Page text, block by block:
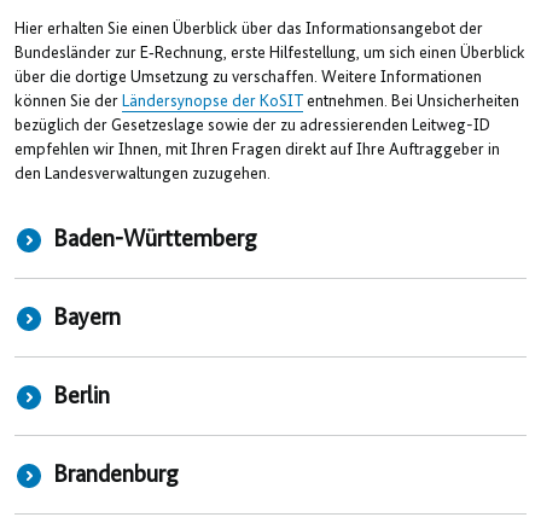
Hier erhalten Sie einen Überblick über das Informationsangebot der
Bundesländer zur E‑Rechnung, erste Hilfestellung, um sich einen Überblick
über die dortige Umsetzung zu verschaffen. Weitere Informationen
können Sie der Ländersynopse der KoSIT
entnehmen. Bei Unsicherheiten
bezüglich der Gesetzeslage sowie der zu adressierenden Leitweg-ID
empfehlen wir Ihnen, mit Ihren Fragen direkt auf Ihre Auftraggeber in
den Landesverwaltungen zuzugehen.
Baden-Württemberg
Bayern
Berlin
Brandenburg